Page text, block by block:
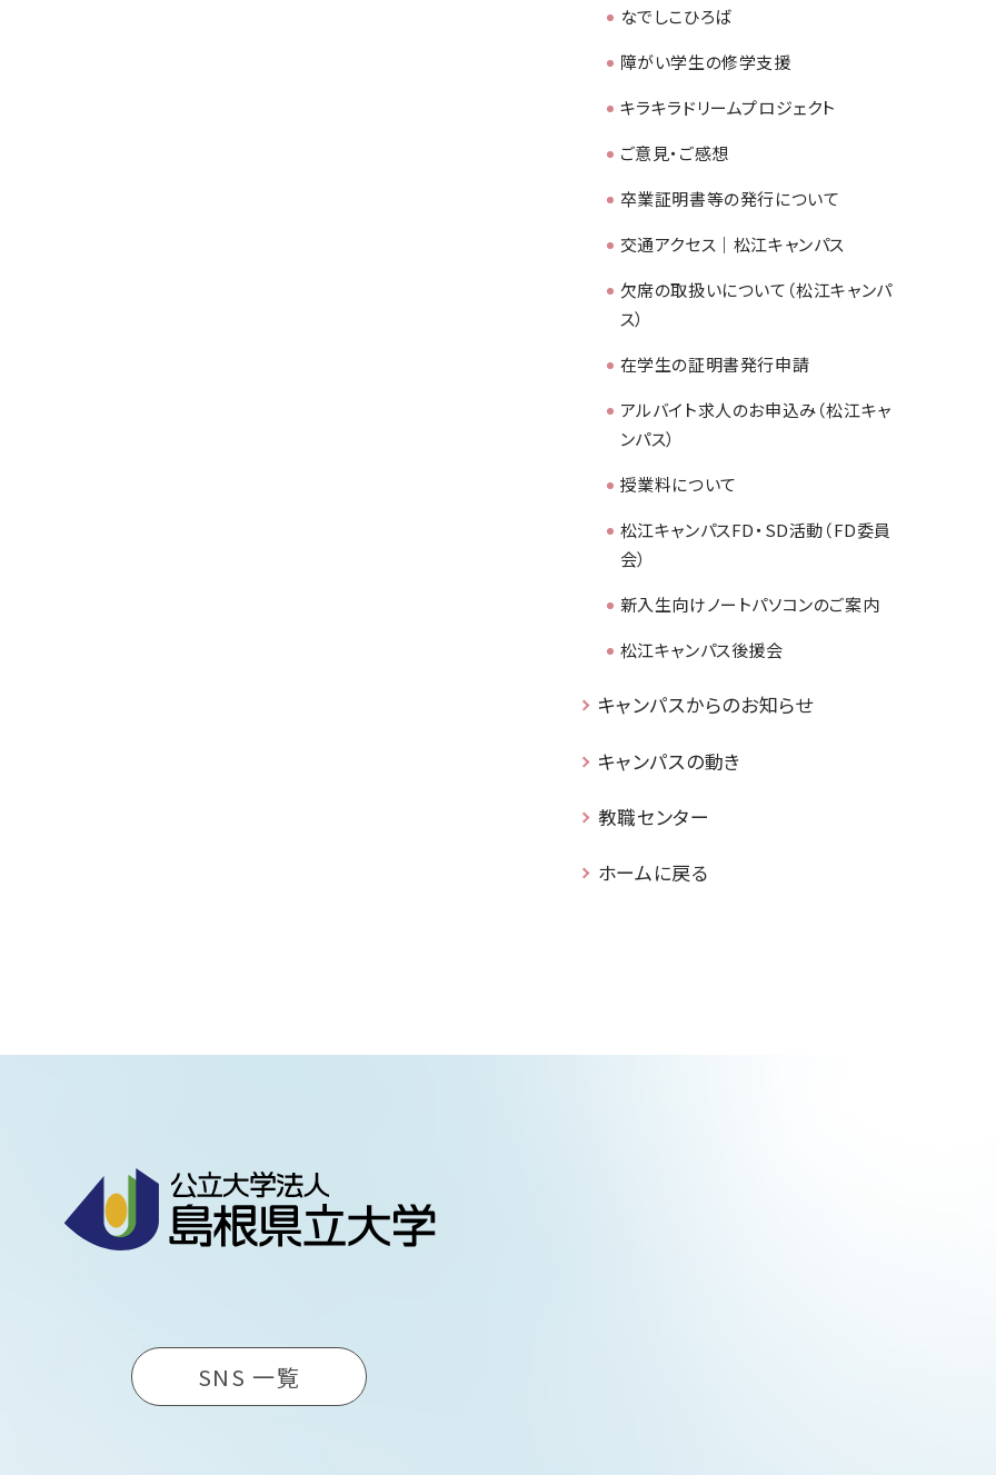
なでしこひろば
障がい学生の修学支援
キラキラドリームプロジェクト
ご意見・ご感想
卒業証明書等の発行について
交通アクセス｜松江キャンパス
欠席の取扱いについて（松江キャンパ
ス）
在学生の証明書発行申請
アルバイト求人のお申込み（松江キャ
ンパス）
授業料について
松江キャンパスFD・SD活動（FD委員
会）
新入生向けノートパソコンのご案内
松江キャンパス後援会
キャンパスからのお知らせ
キャンパスの動き
教職センター
ホームに戻る
SNS 一覧